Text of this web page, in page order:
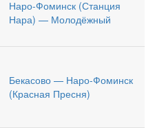
Наро-Фоминск (Станция
Нара) — Молодёжный
Бекасово — Наро-Фоминск
(Красная Пресня)